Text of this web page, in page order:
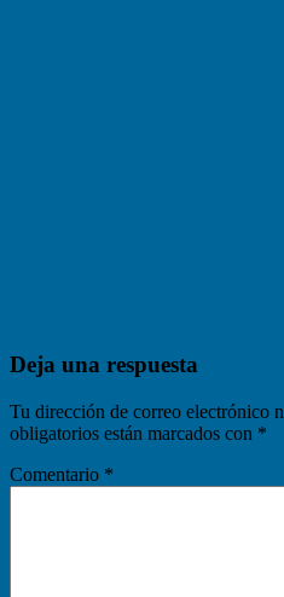
Deja una respuesta
Tu dirección de correo electrónico
obligatorios están marcados con *
Comentario *